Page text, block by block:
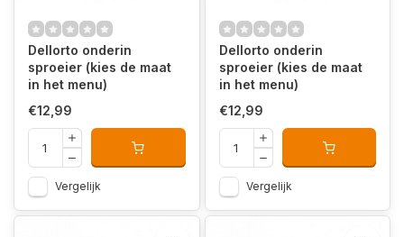
Dellorto onderin
sproeier (kies de maat
in het menu)
€12,99
Vergelijk
Dellorto onderin
sproeier (kies de maat
in het menu)
€12,99
Vergelijk